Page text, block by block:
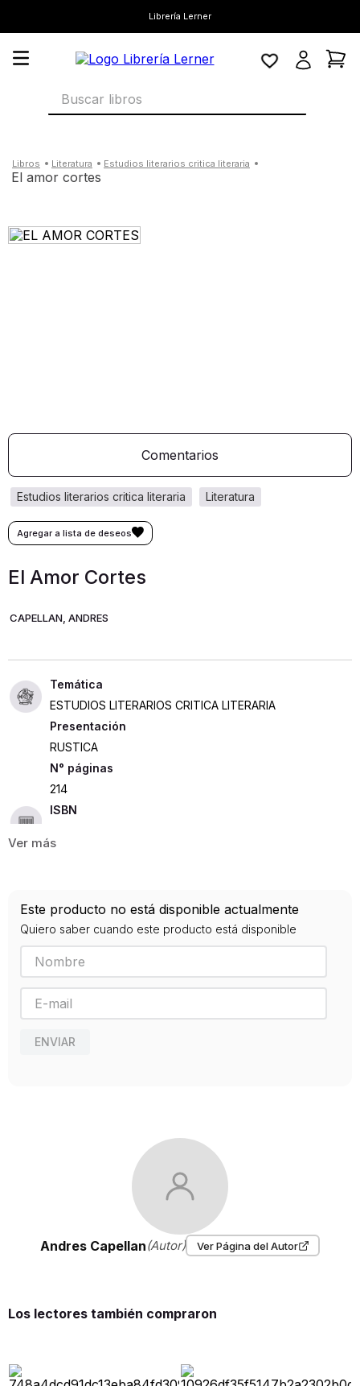
Librería Lerner
Buscar libros
literatura estudios literarios critica literaria
el amor cortes
Comentarios
literatura
estudios literarios critica literaria
El Amor Cortes
CAPELLAN, ANDRES
ESTUDIOS LITERARIOS CRITICA LITERARIA
Presentación
RUSTICA
214
ISBN
Editorial
2020
Este producto no está disponible actualmente
Quiero saber cuando este producto está disponible
ENVIAR
Andres Capellan(Autor) Ver Página del Autor
Los lectores también compraron